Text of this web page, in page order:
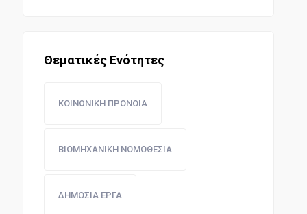
Θεματικές Ενότητες
ΚΟΙΝΩΝΙΚΗ ΠΡΟΝΟΙΑ
ΒΙΟΜΗΧΑΝΙΚΗ ΝΟΜΟΘΕΣΙΑ
ΔΗΜΟΣΙΑ ΕΡΓΑ